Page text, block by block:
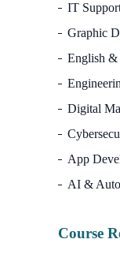
IT
Graphic
English &
Digital
App
AI &
Course